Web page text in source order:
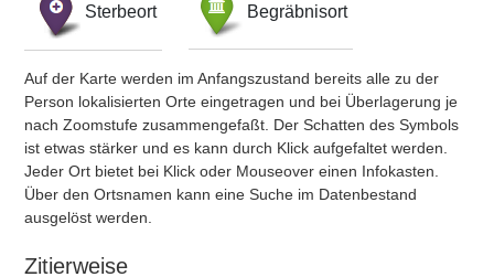
Sterbeort Begräbnisort
Auf der Karte werden im Anfangszustand bereits alle zu der
Person lokalisierten Orte eingetragen und bei Überlagerung je
nach Zoomstufe zusammengefaßt. Der Schatten des Symbols
ist etwas stärker und es kann durch Klick aufgefaltet werden.
Jeder Ort bietet bei Klick oder Mouseover einen Infokasten.
Über den Ortsnamen kann eine Suche im Datenbestand
ausgelöst werden.
Zitierweise